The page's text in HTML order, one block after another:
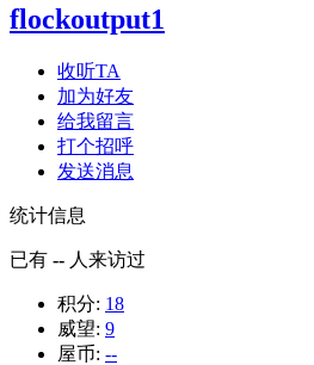
flockoutput1
收听TA
加为好友
给我留言
打个招呼
发送消息
统计信息
已有 -- 人来访过
积分: 18
威望: 9
屋币: --